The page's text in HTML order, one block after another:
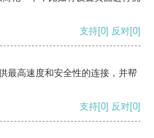
支持[0] 反对[0]
最高速度和安全性的连接，并帮
支持[0] 反对[0]